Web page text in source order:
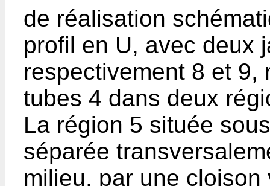
de réalisation
profil en U, avec deux
respectivement 8 et 9,
tubes 4 dans deux
La région 5 située
séparée
milieu, par une